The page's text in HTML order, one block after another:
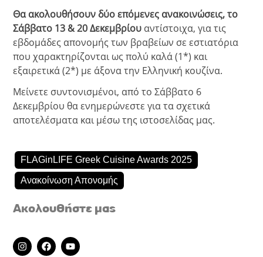
Θα ακολουθήσουν δύο επόμενες ανακοινώσεις, το
Σάββατο 13 & 20 Δεκεμβρίου αντίστοιχα, για τις
εβδομάδες απονομής των βραβείων σε εστιατόρια
που χαρακτηρίζονται ως πολύ καλά (1*) και
εξαιρετικά (2*) με άξονα την Ελληνική κουζίνα.
Μείνετε συντονισμένοι, από το Σάββατο 6
Δεκεμβρίου θα ενημερώνεστε για τα σχετικά
αποτελέσματα και μέσω της ιστοσελίδας μας.
FLAGinLIFE Greek Cuisine Awards 2025
Ανακοίνωση Απονομής
Ακολουθήστε μας
I
n
F
a
Y
o